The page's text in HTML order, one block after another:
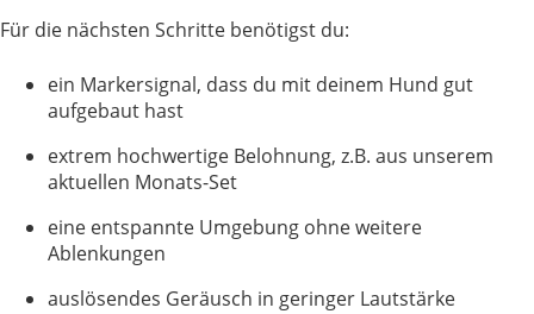
Für die nächsten Schritte benötigst du:
ein Markersignal, dass du mit deinem Hund gut
aufgebaut hast
extrem hochwertige Belohnung, z.B. aus unserem
aktuellen Monats-Set
eine entspannte Umgebung ohne weitere
Ablenkungen
auslösendes Geräusch in geringer Lautstärke